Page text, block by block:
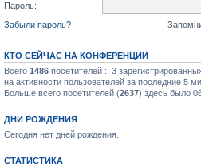
Пароль:
Забыли пароль?
КТО СЕЙЧАС НА КОНФЕРЕНЦИИ
Всего 1486 посетителей :: 3
на активности пользователей за последние 5
Больше всего посетителей (2637) здесь было
ДНИ РОЖДЕНИЯ
Сегодня нет дней рождения.
СТАТИСТИКА